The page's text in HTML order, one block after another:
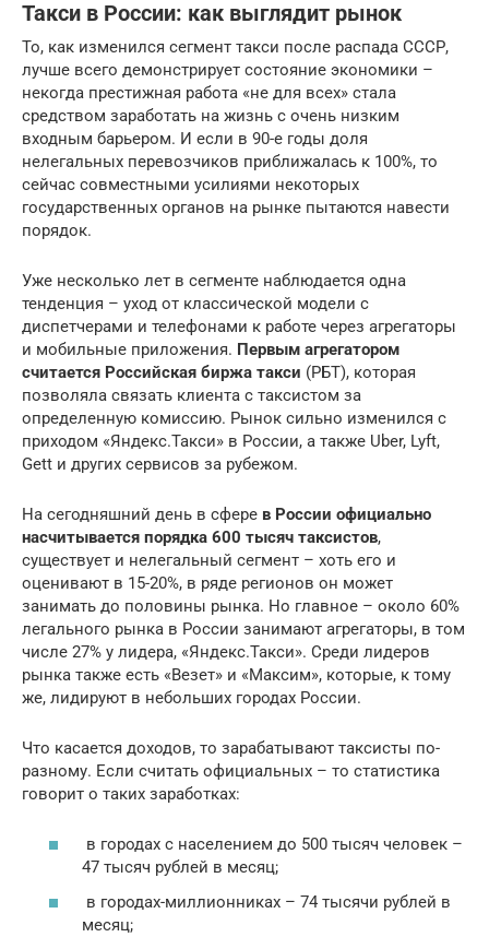
Такси в России: как выглядит рынок
То, как изменился сегмент такси после распада СССР,
лучше всего демонстрирует состояние экономики –
некогда престижная работа «не для всех» стала
средством заработать на жизнь с очень низким
входным барьером. И если в 90-е годы доля
нелегальных перевозчиков приближалась к 100%, то
сейчас совместными усилиями некоторых
государственных органов на рынке пытаются навести
порядок.
Уже несколько лет в сегменте наблюдается одна
тенденция – уход от классической модели с
диспетчерами и телефонами к работе через агрегаторы
и мобильные приложения. Первым агрегатором
считается Российская биржа такси (РБТ), которая
позволяла связать клиента с таксистом за
определенную комиссию. Рынок сильно изменился с
приходом «Яндекс.Такси» в России, а также Uber, Lyft,
Gett и других сервисов за рубежом.
На сегодняшний день в сфере в России официально
насчитывается порядка 600 тысяч таксистов,
существует и нелегальный сегмент – хоть его и
оценивают в 15-20%, в ряде регионов он может
занимать до половины рынка. Но главное – около 60%
легального рынка в России занимают агрегаторы, в том
числе 27% у лидера, «Яндекс.Такси». Среди лидеров
рынка также есть «Везет» и «Максим», которые, к тому
же, лидируют в небольших городах России.
Что касается доходов, то зарабатывают таксисты по-
разному. Если считать официальных – то статистика
говорит о таких заработках:
в городах с населением до 500 тысяч человек –
47 тысяч рублей в месяц;
в городах-миллионниках – 74 тысячи рублей в
месяц;